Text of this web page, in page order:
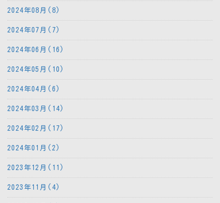
2024年08月(8)
2024年07月(7)
2024年06月(16)
2024年05月(10)
2024年04月(6)
2024年03月(14)
2024年02月(17)
2024年01月(2)
2023年12月(11)
2023年11月(4)